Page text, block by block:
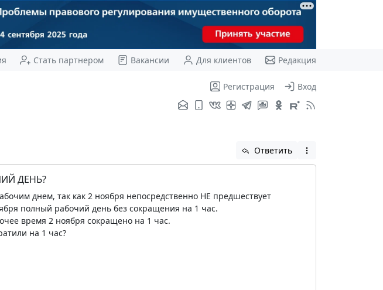
Стать партнером Вакансии Для клиентов Редакция
Регистрация Вход
Ответить
ДЕНЬ?
днем, так как 2 ноября непосредственно НЕ предшествует
полный рабочий день без сокращения на 1 час.
время 2 ноября сокращено на 1 час.
на 1 час?